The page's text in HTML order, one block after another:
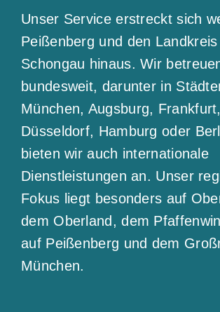
Unser Service erstreckt sich
Peißenberg und den
Schongau hinaus. Wir
bundesweit, darunter in
München, Augsburg,
Düsseldorf, Hamburg oder
bieten wir auch internationale
Dienstleistungen an. Unser
Fokus liegt besonders auf
dem Oberland, dem
auf Peißenberg und dem
München.